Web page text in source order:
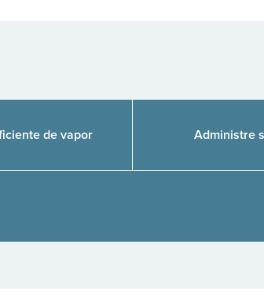
de vapor Administre